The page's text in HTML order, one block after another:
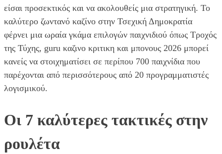
είσαι προσεκτικός και να ακολουθείς μια στρατηγική. Το
καλύτερο ζωντανό καζίνο στην Τσεχική Δημοκρατία
φέρνει μια ωραία γκάμα επιλογών παιχνιδιού όπως Τροχός
της Τύχης, guru καζινο κριτικη και μπονους 2026 μπορεί
κανείς να στοιχηματίσει σε περίπου 700 παιχνίδια που
παρέχονται από περισσότερους από 20 προγραμματιστές
λογισμικού.
Οι 7 καλύτερες τακτικές στην
ρουλέτα